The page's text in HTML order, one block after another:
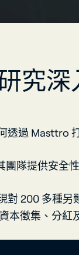
究深
透過 Masttro
團隊提供安全
對 200 多種另
本徵集、分紅